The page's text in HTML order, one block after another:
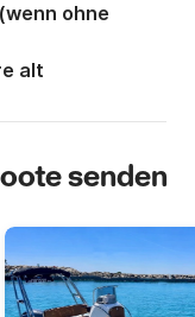
ohne
alt
senden